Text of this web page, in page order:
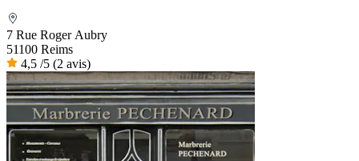
7 Rue Roger Aubry
51100 Reims
4,5 /5 (2 avis)